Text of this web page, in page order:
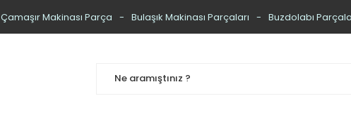
Çamaşır Makinası Parça Bulaşık Makinası Parçaları Buzdolabı